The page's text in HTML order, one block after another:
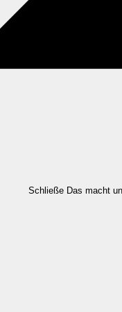
Schließe Das macht